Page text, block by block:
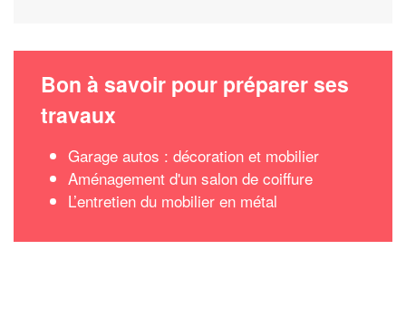
Bon à savoir pour préparer ses
travaux
Garage autos : décoration et mobilier
Aménagement d'un salon de coiffure
L’entretien du mobilier en métal